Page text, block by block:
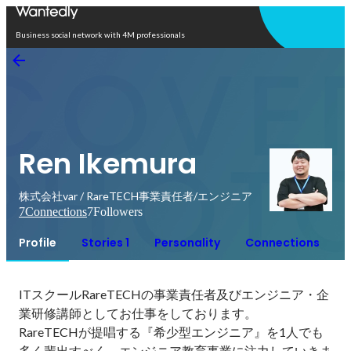
Business social network with 4M professionals
Ren Ikemura
株式会社var / RareTECH事業責任者/エンジニア
7Connections7Followers
Profile Stories 1 Personality Connections
ITスクールRareTECHの事業責任者及びエンジニア・企
業研修講師としてお仕事をしております。
RareTECHが提唱する『希少型エンジニア』を1人でも